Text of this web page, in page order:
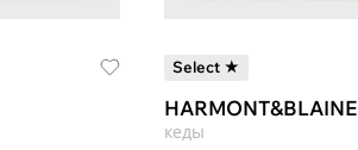
Select ★
HARMONT&BLAINE
кеды